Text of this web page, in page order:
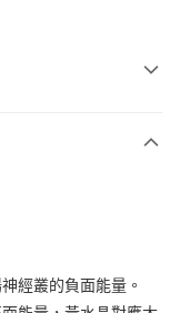
經叢的負面能量。